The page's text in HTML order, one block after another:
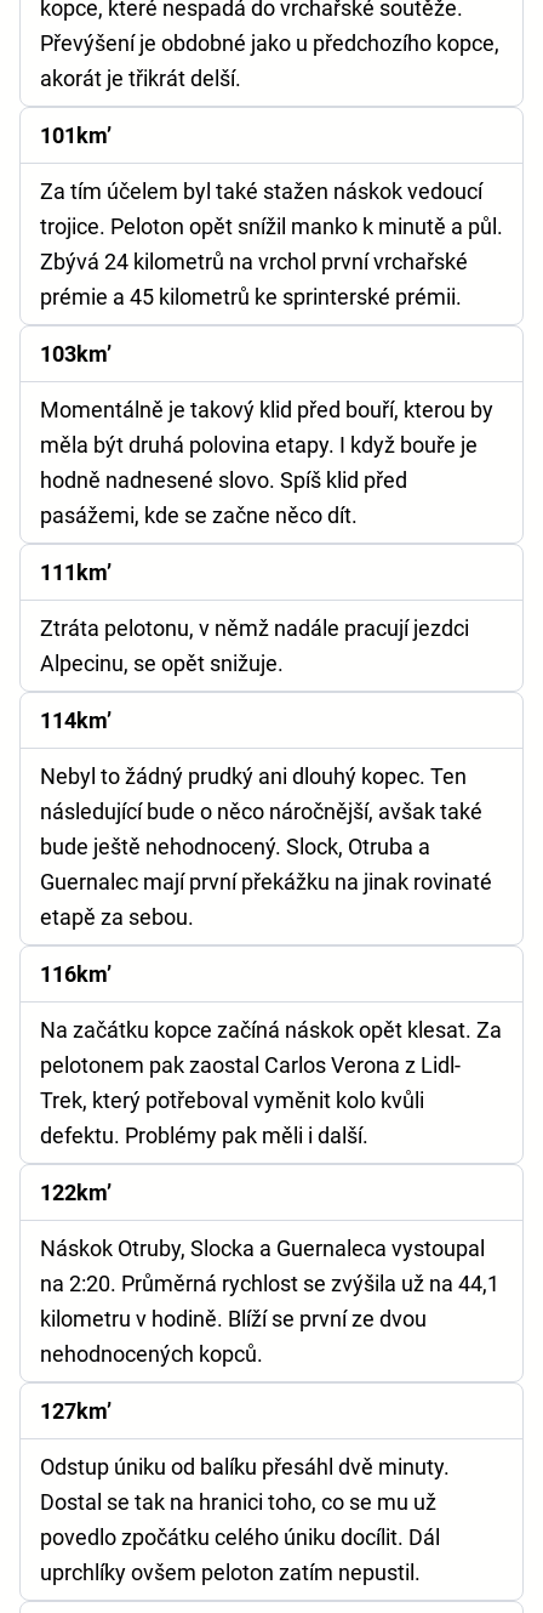
kopce, které nespadá do vrchařské soutěže.
Převýšení je obdobné jako u předchozího kopce,
akorát je třikrát delší.
101km’
Za tím účelem byl také stažen náskok vedoucí
trojice. Peloton opět snížil manko k minutě a půl.
Zbývá 24 kilometrů na vrchol první vrchařské
prémie a 45 kilometrů ke sprinterské prémii.
103km’
Momentálně je takový klid před bouří, kterou by
měla být druhá polovina etapy. I když bouře je
hodně nadnesené slovo. Spíš klid před
pasážemi, kde se začne něco dít.
111km’
Ztráta pelotonu, v němž nadále pracují jezdci
Alpecinu, se opět snižuje.
114km’
Nebyl to žádný prudký ani dlouhý kopec. Ten
následující bude o něco náročnější, avšak také
bude ještě nehodnocený. Slock, Otruba a
Guernalec mají první překážku na jinak rovinaté
etapě za sebou.
116km’
Na začátku kopce začíná náskok opět klesat. Za
pelotonem pak zaostal Carlos Verona z Lidl-
Trek, který potřeboval vyměnit kolo kvůli
defektu. Problémy pak měli i další.
122km’
Náskok Otruby, Slocka a Guernaleca vystoupal
na 2:20. Průměrná rychlost se zvýšila už na 44,1
kilometru v hodině. Blíží se první ze dvou
nehodnocených kopců.
127km’
Odstup úniku od balíku přesáhl dvě minuty.
Dostal se tak na hranici toho, co se mu už
povedlo zpočátku celého úniku docílit. Dál
uprchlíky ovšem peloton zatím nepustil.